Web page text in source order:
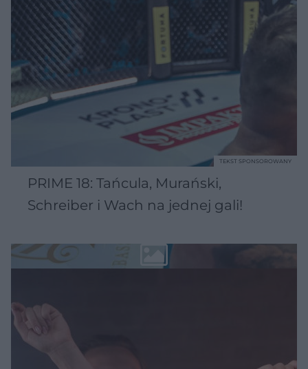
PRIME 18: Tańcula, Murański,
Schreiber i Wach na jednej gali!
TEKST SPONSOROWANY